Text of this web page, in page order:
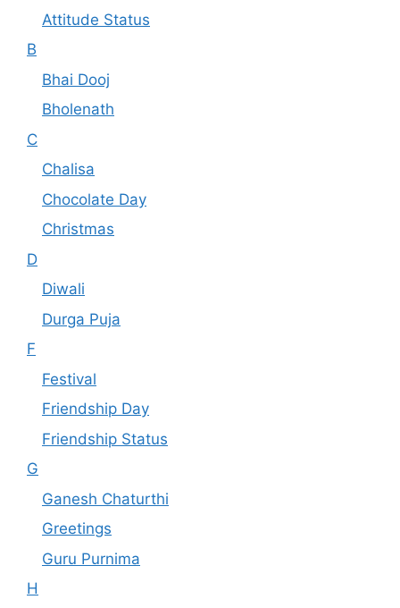
Attitude Status
B
Bhai Dooj
Bholenath
C
Chalisa
Chocolate Day
Christmas
D
Diwali
Durga Puja
F
Festival
Friendship Day
Friendship Status
G
Ganesh Chaturthi
Greetings
Guru Purnima
H